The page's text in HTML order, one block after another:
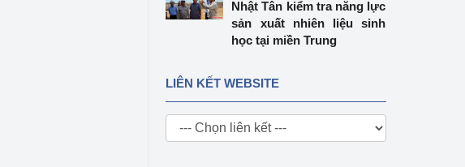
Nhật Tân kiểm tra năng lực
sản xuất nhiên liệu sinh
học tại miền Trung
LIÊN KẾT WEBSITE